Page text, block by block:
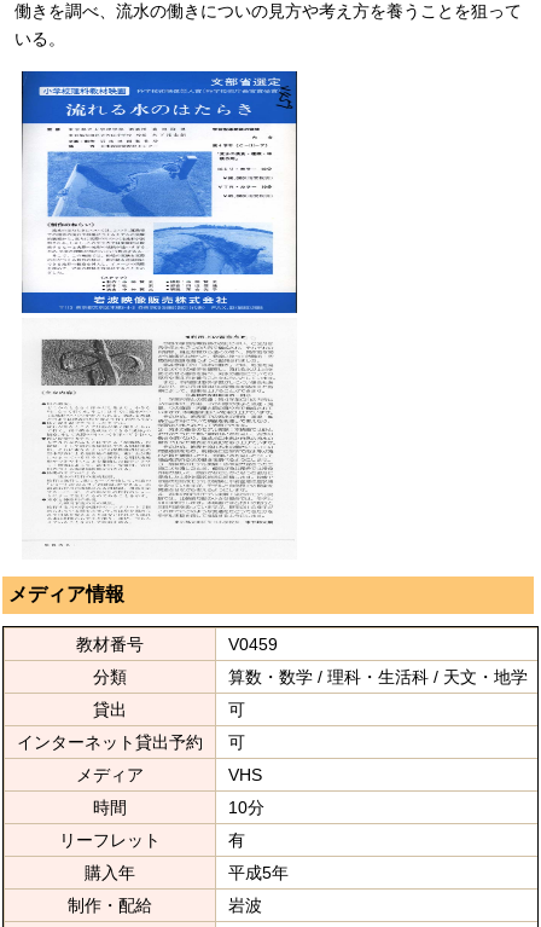
働きを調べ、流水の働きについの見方や考え方を養うことを狙って
いる。
メディア情報
教材番号
V0459
分類
算数・数学 / 理科・生活科 / 天文・地学
貸出
可
インターネット貸出予約
可
メディア
VHS
時間
10分
リーフレット
有
購入年
平成5年
制作・配給
岩波